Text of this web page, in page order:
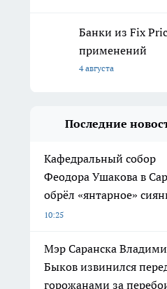
Банки из Fix
применений
4 августа
Последние
Кафедральный собор
Феодора Ушакова в
обрёл «янтарное»
10:25
Мэр Саранска
Быков извинился
горожанами за